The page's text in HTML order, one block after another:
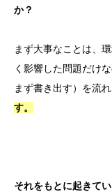
か？
まず大事なことは、
く影響した問題だけ
まず書き出す）を流
す。
それをもとに起きてい